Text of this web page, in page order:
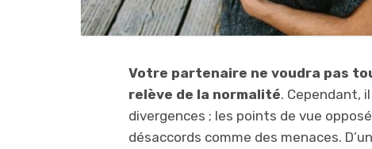
Votre partenaire ne voudra pas
relève de la normalité. Cependant,
divergences ; les points de vue
désaccords comme des menaces.